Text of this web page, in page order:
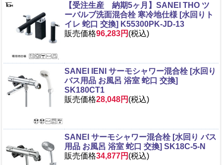
【受注生産 納期5ヶ月】SANEI THO ツ
ーバルブ洗面混合栓 寒冷地仕様 [水回りト
イレ 蛇口 交換] K55300PK-JD-13
販売価格96,283円 (税込)
SANEI IENI サーモシャワー混合栓 [水回り
バス用品 お風呂 浴室 蛇口 交換]
SK180CT1
販売価格28,048円 (税込)
SANEI サーモシャワー混合栓 [水回り バス
用品 お風呂 浴室 蛇口 交換] SK18C-5-N
販売価格34,877円 (税込)